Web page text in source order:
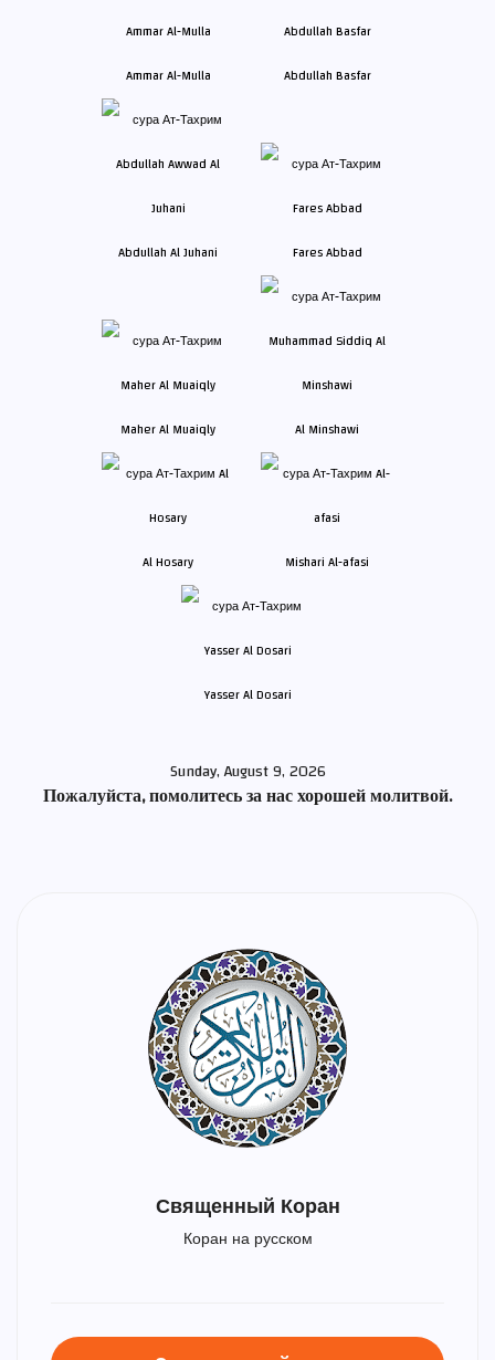
Ammar Al-Mulla Abdullah Basfar
Abdullah Al Juhani Fares Abbad
Maher Al Muaiqly Al Minshawi
Al Hosary Mishari Al-afasi
Yasser Al Dosari
Sunday, August 9, 2026
Пожалуйста, помолитесь за нас хорошей молитвой.
Священный Коран
Коран на русском